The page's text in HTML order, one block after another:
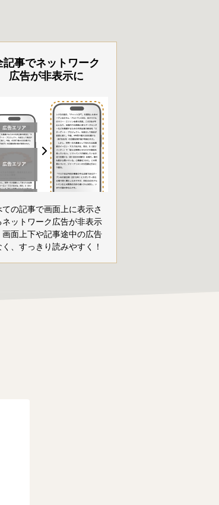
記事でネットワーク
広告が非表示に
ての記事で画面上に表示さ
ネットワーク広告が非表示
画面上下や記事途中の広告
く、すっきり読みやすく！